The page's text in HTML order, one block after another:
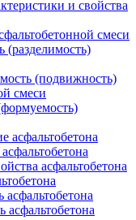
и свойства
смеси
(разделимость)
(подвижность)
смеси
асфальтобетона
асфальтобетона
асфальтобетона
асфальтобетона